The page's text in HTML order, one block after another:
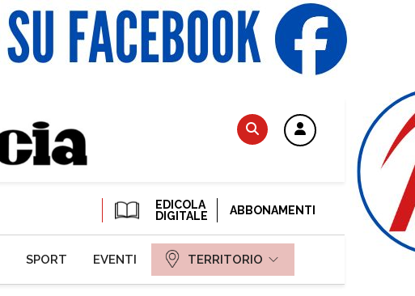
EDICOLA
DIGITALE
ABBONAMENTI
SPORT EVENTI TERRITORIO